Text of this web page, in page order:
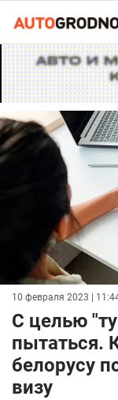
10 февраля 2023 |
С целью
пытаться.
белорусу
визу